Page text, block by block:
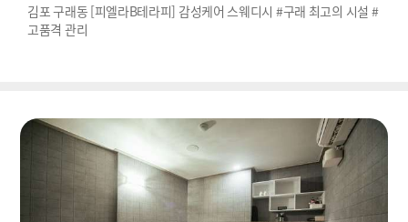
김포 구래동 [피엘라B테라피] 감성케어 스웨디시 #구래 최고의 시설 #
고품격 관리